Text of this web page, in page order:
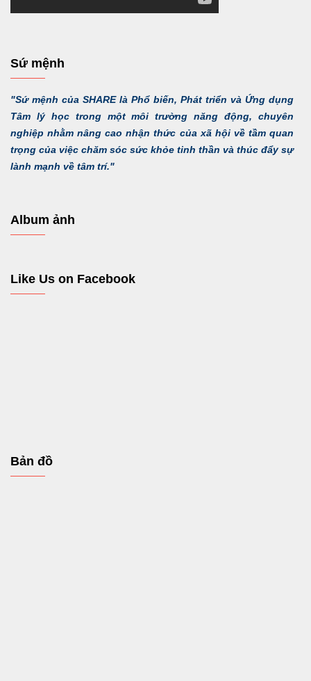
Sứ mệnh
"Sứ mệnh của SHARE là Phổ biến, Phát triển và Ứng dụng
Tâm lý học trong một môi trường năng động, chuyên
nghiệp nhằm nâng cao nhận thức của xã hội về tầm quan
trọng của việc chăm sóc sức khỏe tinh thần và thúc đẩy sự
lành mạnh về tâm trí."
Album ảnh
Like Us on Facebook
Bản đồ